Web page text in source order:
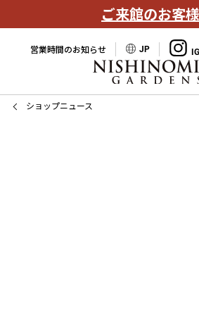
ご来館のお客
営業時間のお知らせ JP
ショップニュース